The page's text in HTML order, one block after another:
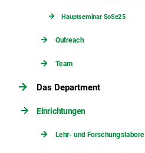
Hauptseminar SoSe25
Outreach
Team
Das Department
Einrichtungen
Lehr- und Forschungslabore